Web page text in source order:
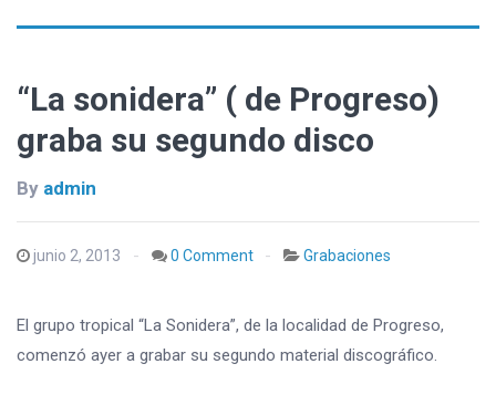
“La sonidera” ( de Progreso)
graba su segundo disco
By admin
junio 2, 2013 0 Comment Grabaciones
El grupo tropical “La Sonidera”, de la localidad de Progreso,
comenzó ayer a grabar su segundo material discográfico.